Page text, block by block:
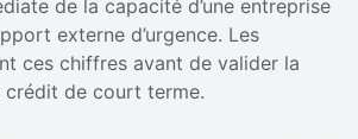
de la capacité d’une entreprise
externe d’urgence. Les
ces chiffres avant de valider la
crédit de court terme.